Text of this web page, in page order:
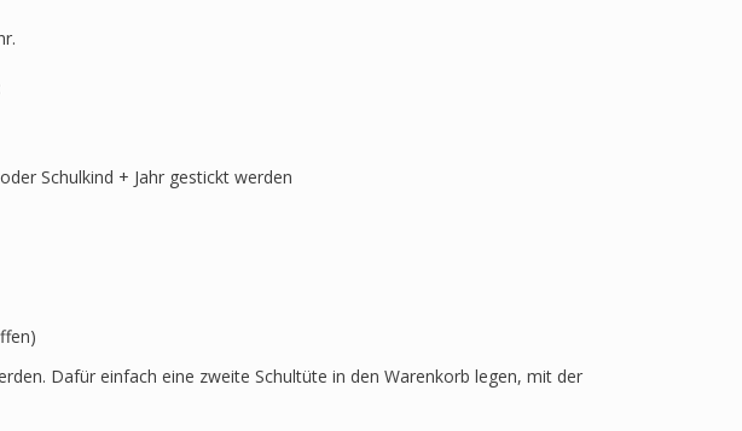
Schulkind + Jahr gestickt werden
Dafür einfach eine zweite Schultüte in den Warenkorb legen, mit der